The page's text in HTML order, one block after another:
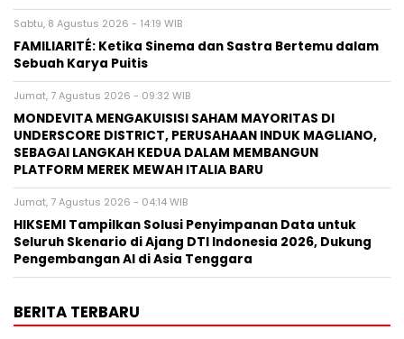
Sabtu, 8 Agustus 2026 - 14:19 WIB
FAMILIARITÉ: Ketika Sinema dan Sastra Bertemu dalam
Sebuah Karya Puitis
Jumat, 7 Agustus 2026 - 09:32 WIB
MONDEVITA MENGAKUISISI SAHAM MAYORITAS DI
UNDERSCORE DISTRICT, PERUSAHAAN INDUK MAGLIANO,
SEBAGAI LANGKAH KEDUA DALAM MEMBANGUN
PLATFORM MEREK MEWAH ITALIA BARU
Jumat, 7 Agustus 2026 - 04:14 WIB
HIKSEMI Tampilkan Solusi Penyimpanan Data untuk
Seluruh Skenario di Ajang DTI Indonesia 2026, Dukung
Pengembangan AI di Asia Tenggara
BERITA TERBARU